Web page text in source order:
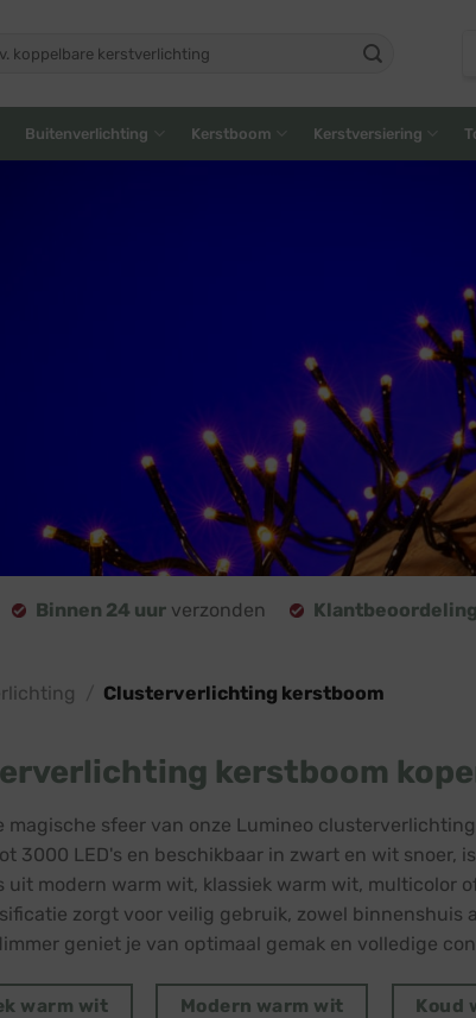
Buitenverlichting Kerstboom Kerstversiering
Binnen 24 uur verzonden Klantbeoordeling
Clusterverlichting kerstboom
kerstboom
magische sfeer van onze Lumineo
3000 LED's en beschikbaar in zwart en wit snoer,
uit modern warm wit, klassiek warm wit, multicolor
zorgt voor veilig gebruik, zowel
geniet je van optimaal gemak en volledige
warm wit Modern warm wit Koud